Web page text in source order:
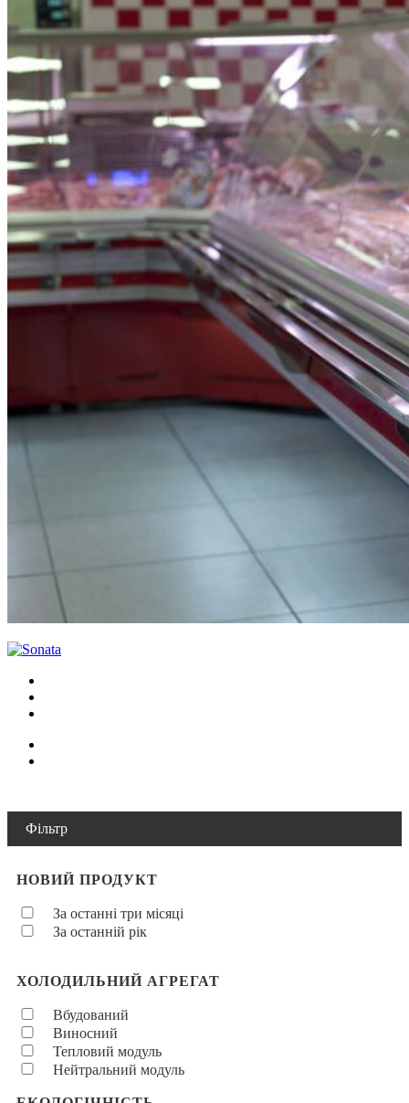
Фільтр
НОВИЙ ПРОДУКТ
За останні три місяці
За останній рік
ХОЛОДИЛЬНИЙ АГРЕГАТ
Вбудований
Виносний
Тепловий модуль
Нейтральний модуль